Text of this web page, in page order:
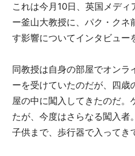
これは今月10日、英国メデ
ー釜山大教授に、パク・ク
す影響についてインタビュー
同教授は自身の部屋でオンラ
ーを受けていたのだが、四歳
屋の中に闖入してきたのだ。
たが、今度はさらなる闖入
子供まで、歩行器で入ってき